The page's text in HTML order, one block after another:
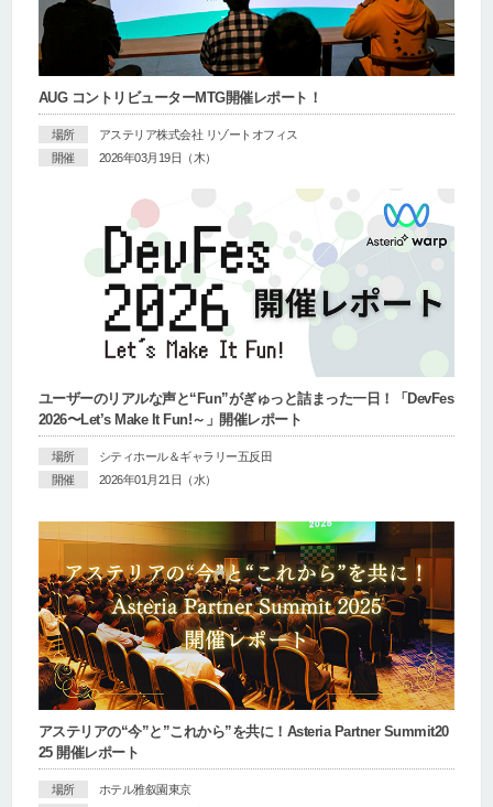
AUG コントリビューターMTG開催レポート！
場所
アステリア株式会社 リゾートオフィス
開催
2026年03月19日（木）
ユーザーのリアルな声と“Fun”がぎゅっと詰まった一日！「DevFes
2026〜Let’s Make It Fun!～」開催レポート
場所
シティホール＆ギャラリー五反田
開催
2026年01月21日（水）
アステリアの“今”と”これから”を共に！Asteria Partner Summit20
25 開催レポート
場所
ホテル雅叙園東京